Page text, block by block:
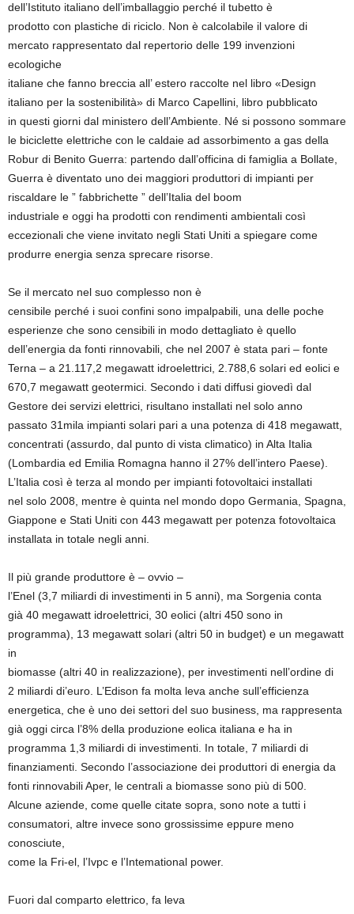
dell’Istituto italiano dell’imballaggio perché il tubetto è
prodotto con plastiche di riciclo. Non è calcolabile il valore di
mercato rappresentato dal repertorio delle 199 invenzioni
ecologiche
italiane che fanno breccia all’ estero raccolte nel libro «Design
italiano per la sostenibilità» di Marco Capellini, libro pubblicato
in questi giorni dal ministero dell’Ambiente. Né si possono sommare
le biciclette elettriche con le caldaie ad assorbimento a gas della
Robur di Benito Guerra: partendo dall’officina di famiglia a Bollate,
Guerra è diventato uno dei maggiori produttori di impianti per
riscaldare le ” fabbrichette ” dell’Italia del boom
industriale e oggi ha prodotti con rendimenti ambientali così
eccezionali che viene invitato negli Stati Uniti a spiegare come
produrre energia senza sprecare risorse.
Se il mercato nel suo complesso non è
censibile perché i suoi confini sono impalpabili, una delle poche
esperienze che sono censibili in modo dettagliato è quello
dell’energia da fonti rinnovabili, che nel 2007 è stata pari – fonte
Terna – a 21.117,2 megawatt idroelettrici, 2.788,6 solari ed eolici e
670,7 megawatt geotermici. Secondo i dati diffusi giovedì dal
Gestore dei servizi elettrici, risultano installati nel solo anno
passato 31mila impianti solari pari a una potenza di 418 megawatt,
concentrati (assurdo, dal punto di vista climatico) in Alta Italia
(Lombardia ed Emilia Romagna hanno il 27% dell’intero Paese).
L’Italia così è terza al mondo per impianti fotovoltaici installati
nel solo 2008, mentre è quinta nel mondo dopo Germania, Spagna,
Giappone e Stati Uniti con 443 megawatt per potenza fotovoltaica
installata in totale negli anni.
Il più grande produttore è – ovvio –
l’Enel (3,7 miliardi di investimenti in 5 anni), ma Sorgenia conta
già 40 megawatt idroelettrici, 30 eolici (altri 450 sono in
programma), 13 megawatt solari (altri 50 in budget) e un megawatt
in
biomasse (altri 40 in realizzazione), per investimenti nell’ordine di
2 miliardi di’euro. L’Edison fa molta leva anche sull’efficienza
energetica, che è uno dei settori del suo business, ma rappresenta
già oggi circa l’8% della produzione eolica italiana e ha in
programma 1,3 miliardi di investimenti. In totale, 7 miliardi di
finanziamenti. Secondo l’associazione dei produttori di energia da
fonti rinnovabili Aper, le centrali a biomasse sono più di 500.
Alcune aziende, come quelle citate sopra, sono note a tutti i
consumatori, altre invece sono grossissime eppure meno
conosciute,
come la Fri-el, l’Ivpc e l’Intemational power.
Fuori dal comparto elettrico, fa leva